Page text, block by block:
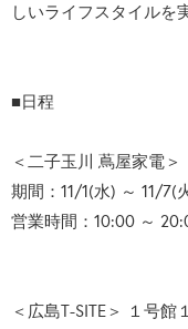
しいライフスタイルを
■日程
＜二子玉川 蔦屋家電
期間：11/1(水) ～ 11/7(
営業時間：10:00 ～
＜広島T-SITE＞ １号館